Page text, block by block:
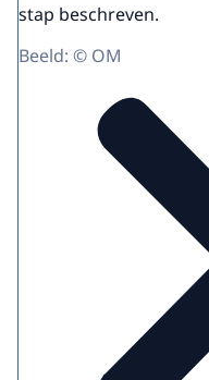
stap beschreven.
Beeld: © OM